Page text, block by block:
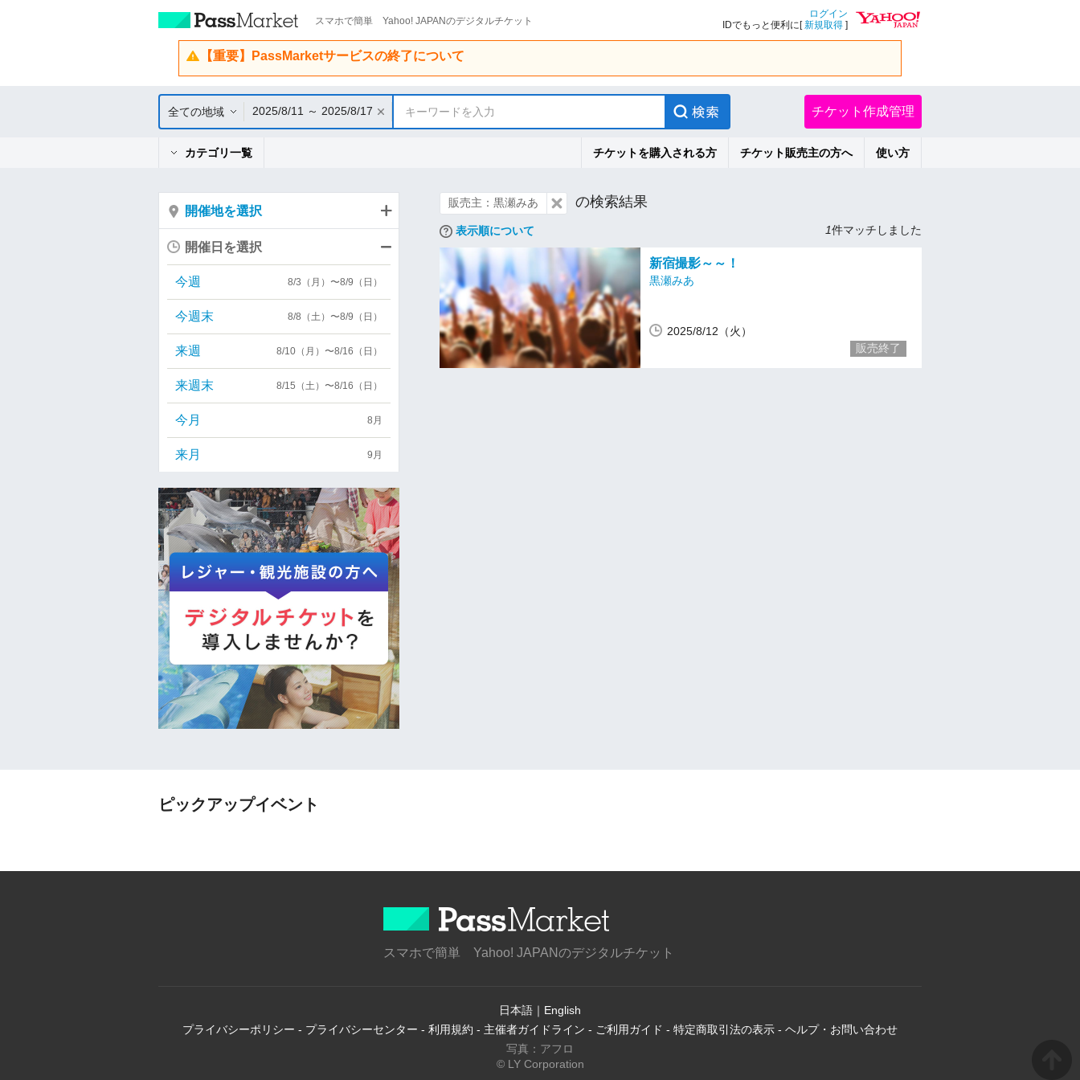
スマホで簡単 Yahoo! JAPANのデジタルチケット
ログイン
IDでもっと便利に[新規取得 ]
【重要】PassMarketサービスの終了について
全ての地域 2025/8/11 ～ 2025/8/17 キーワードを入力 チケット作成管理
カテゴリ一覧 チケットを購入される方 チケット販売主の方へ 使い方
販売主：黒瀬みあ の検索結果
表示順について 1件マッチしました
新宿撮影～～！
黒瀬みあ
2025/8/12（火）
販売終了
開催地を選択
開催日を選択
今週 8/3（月）〜8/9（日）
今週末 8/8（土）〜8/9（日）
来週 8/10（月）〜8/16（日）
来週末 8/15（土）〜8/16（日）
今月 8月
来月 9月
ピックアップイベント
スマホで簡単 Yahoo! JAPANのデジタルチケット
日本語 ｜ English
プライバシーポリシー - プライバシーセンター - 利用規約 - 主催者ガイドライン - ご利用ガイド - 特定商取引法の表示 - ヘルプ・お問い合わせ
写真：アフロ
© LY Corporation